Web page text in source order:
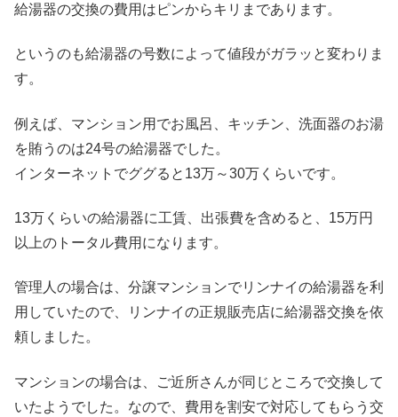
給湯器の交換の費用はピンからキリまであります。
というのも給湯器の号数によって値段がガラッと変わりま
す。
例えば、マンション用でお風呂、キッチン、洗面器のお湯
を賄うのは24号の給湯器でした。
インターネットでググると13万～30万くらいです。
13万くらいの給湯器に工賃、出張費を含めると、15万円
以上のトータル費用になります。
管理人の場合は、分譲マンションでリンナイの給湯器を利
用していたので、リンナイの正規販売店に給湯器交換を依
頼しました。
マンションの場合は、ご近所さんが同じところで交換して
いたようでした。なので、費用を割安で対応してもらう交